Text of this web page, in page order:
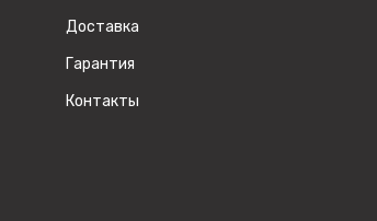
Доставка
Гарантия
Контакты